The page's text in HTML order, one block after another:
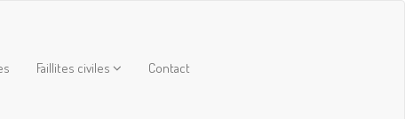
Faillites civiles Contact